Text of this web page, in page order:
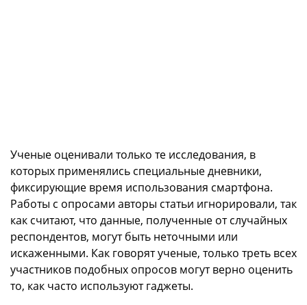
Ученые оценивали только те исследования, в
которых применялись специальные дневники,
фиксирующие время использования смартфона.
Работы с опросами авторы статьи игнорировали, так
как считают, что данные, полученные от случайных
респондентов, могут быть неточными или
искаженными. Как говорят ученые, только треть всех
участников подобных опросов могут верно оценить
то, как часто используют гаджеты.